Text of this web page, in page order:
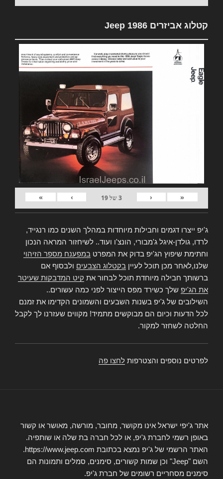
קטלוג אביזרים Jeep 1986
«
‹
3של19
›
»
ג'יפ ייצרו דגמים וחבילות מיוחדות במהלך השנים כמו רנגייד,
לרדו, גולדן-איגל ג'מבורי, הונצ'ו ועוד.. לשיחזור המראה הנכון
וחתימת שיפוץ הג'יפ בדוק את המפרט במפענח מספר הזיהוי
שלנו,לאחר מכן תוכל לעיין בקטלוג הצבעים ולבסוף אם
ברשותך חבילה מיוחדת תוכל לבחור את קיט המדבקות שעיטר
את הג'יפ שלך כשירד מפס הייצור לפני כמה עשורים..
השילובים של ג'יפ בשנות השבעים והשמונים הקדימו את זמנם
לכל הדעות וכיום הם מבוקשים מתמיד! מקווים שעזרנו לך לקבל
החלטה לשחזר למקור.
לפרטים נוספים והצטרפות לחצו פה
אתר ג'יפי ישראל אינו מקושר, מחובר, מורשה, מאושר או קשור
באופן רשמי לחברת ג'יפ, או לכל חברה בת שלה או שותפיה.
האתר הרשמי של ג'יפ נמצא בכתובת https://www.jeep.com.
השם "Jeep" וכן שמות קשורים, סימנים, סמלים ותמונות הם
סימנים מסחריים רשומים של חברת ג'יפ.